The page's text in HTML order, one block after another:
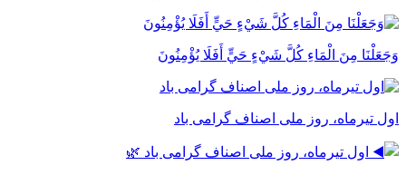
وَجَعَلْنَا مِنَ الْمَاءِ كُلَّ شَيْءٍ حَيٍّ أَفَلَا يُؤْمِنُونَ
اول تیرماه، روز ملی اصناف گرامی باد